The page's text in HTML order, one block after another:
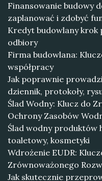
Finansowanie budowy
zaplanować i zdobyć
Kredyt budowlany krok
odbiory
Firma budowlana:
współpracy
Jak poprawnie
dziennik, protokoły,
Ślad Wodny: Klucz do
Ochrony Zasobów
Ślad wodny produktów
toaletowy, kosmetyki
Wdrożenie EUDR:
Zrównoważonego
Jak skutecznie